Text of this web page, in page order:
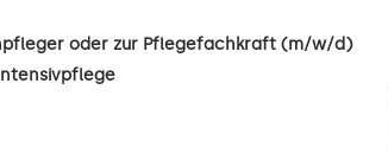
oder zur Pflegefachkraft (m/w/d)